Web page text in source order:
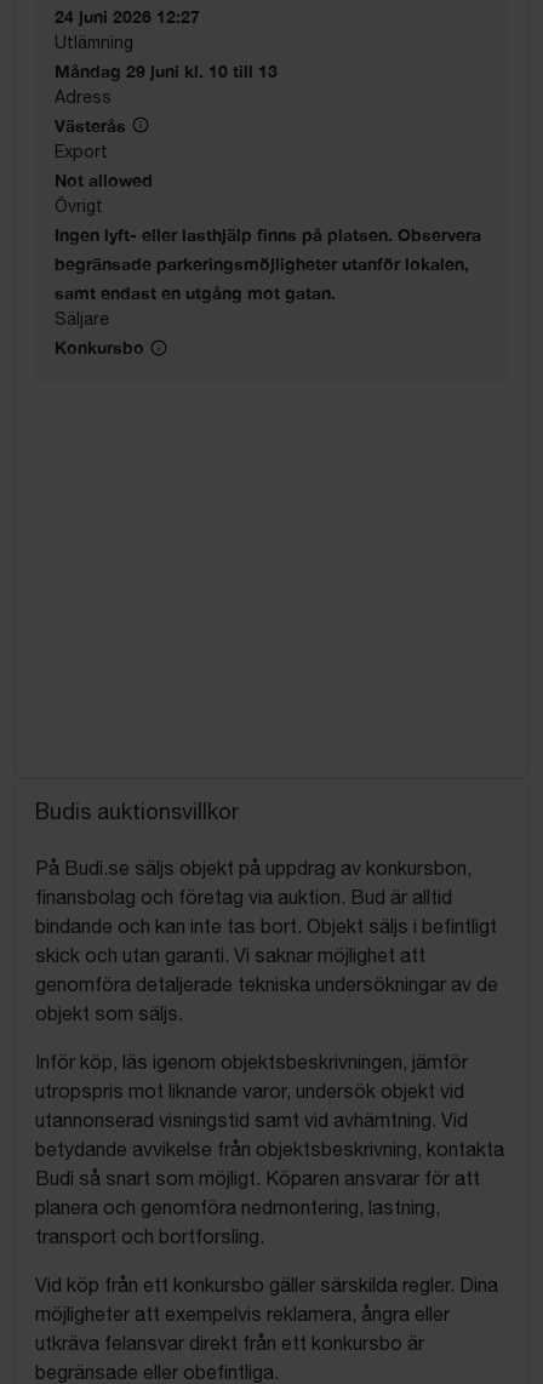
24 juni 2026 12:27
Utlämning
Måndag 29 juni kl. 10 till 13
Adress
Västerås
Export
Not allowed
Övrigt
Ingen lyft- eller lasthjälp finns på platsen. Observera
begränsade parkeringsmöjligheter utanför lokalen,
samt endast en utgång mot gatan.
Säljare
Konkursbo
Budis auktionsvillkor
På Budi.se säljs objekt på uppdrag av konkursbon,
finansbolag och företag via auktion. Bud är alltid
bindande och kan inte tas bort. Objekt säljs i befintligt
skick och utan garanti. Vi saknar möjlighet att
genomföra detaljerade tekniska undersökningar av de
objekt som säljs.
Inför köp, läs igenom objektsbeskrivningen, jämför
utropspris mot liknande varor, undersök objekt vid
utannonserad visningstid samt vid avhämtning. Vid
betydande avvikelse från objektsbeskrivning, kontakta
Budi så snart som möjligt. Köparen ansvarar för att
planera och genomföra nedmontering, lastning,
transport och bortforsling.
Vid köp från ett konkursbo gäller särskilda regler. Dina
möjligheter att exempelvis reklamera, ångra eller
utkräva felansvar direkt från ett konkursbo är
begränsade eller obefintliga.